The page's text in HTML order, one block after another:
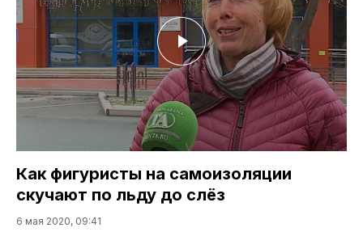
Как фигуристы на самоизоляции
скучают по льду до слёз
6 мая 2020, 09:41